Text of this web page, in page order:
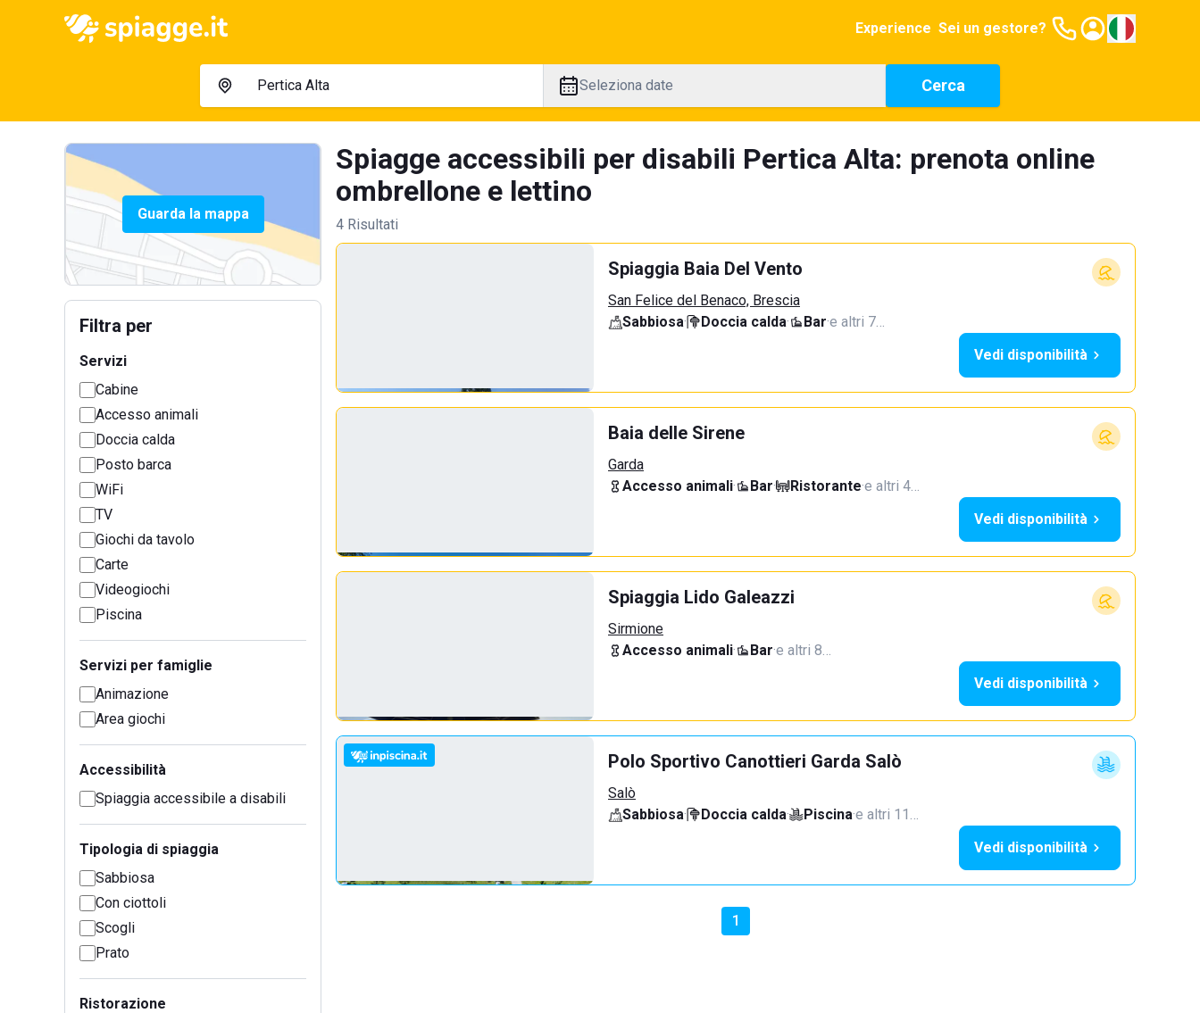
Experience Sei un gestore?
Seleziona date Cerca
Guarda la mappa
Filtra per
Servizi
Cabine
Accesso animali
Doccia calda
Posto barca
WiFi
TV
Giochi da tavolo
Carte
Videogiochi
Piscina
Servizi per famiglie
Animazione
Area giochi
Accessibilità
Spiaggia accessibile a disabili
Tipologia di spiaggia
Sabbiosa
Con ciottoli
Scogli
Prato
Ristorazione
Spiagge accessibili per disabili Pertica Alta: prenota online
ombrellone e lettino
4 Risultati
Spiaggia Baia Del Vento
San Felice del Benaco, Brescia
Sabbiosa· Doccia calda· Bar·e altri 7…
Vedi disponibilità
Baia delle Sirene
Garda
Accesso animali· Bar· Ristorante·e altri 4…
Vedi disponibilità
Spiaggia Lido Galeazzi
Sirmione
Accesso animali· Bar·e altri 8…
Vedi disponibilità
Polo Sportivo Canottieri Garda Salò
Salò
Sabbiosa· Doccia calda· Piscina·e altri 11…
Vedi disponibilità
1